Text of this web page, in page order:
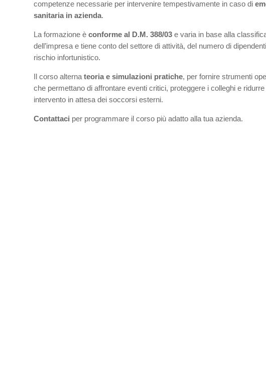
competenze necessarie per intervenire tempestivamente in caso di
sanitaria in azienda.
La formazione èconforme al D.M. 388/03 e varia in base alla
dell’impresa e tiene conto del settore di attività, del numero di
rischio infortunistico.
Il corso alternateoria e simulazioni pratiche, per fornire strumenti
che permettano di affrontare eventi critici, proteggere i colleghi e
intervento in attesa dei soccorsi esterni.
Contattaci per programmare il corso più adatto alla tua azienda.